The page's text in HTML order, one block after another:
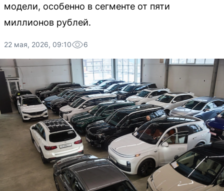
модели, особенно в сегменте от пяти
миллионов рублей.
22 мая, 2026, 09:10 6